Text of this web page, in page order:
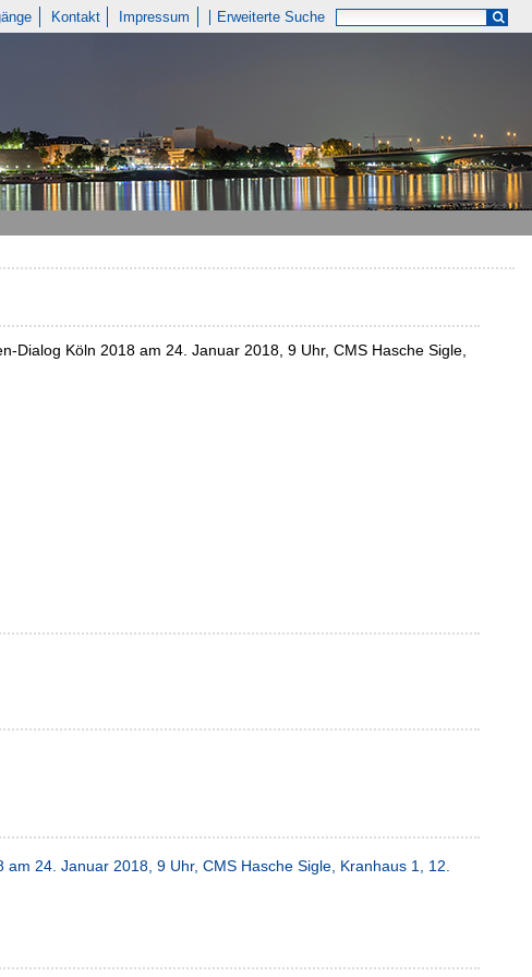
Kontakt Impressum Erweiterte Suche
Dialog Köln 2018 am 24. Januar 2018, 9 Uhr, CMS Hasche Sigle,
24. Januar 2018, 9 Uhr, CMS Hasche Sigle, Kranhaus 1, 12.